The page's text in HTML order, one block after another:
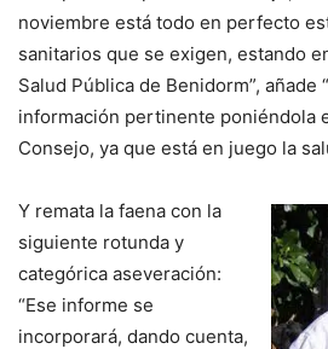
noviembre está todo en perfecto
sanitarios que se exigen, estando
Salud Pública de Benidorm”, añade
información pertinente poniéndola
Consejo, ya que está en juego la
Y remata la faena con la
siguiente rotunda y
categórica aseveración:
“Ese informe se
incorporará, dando cuenta,